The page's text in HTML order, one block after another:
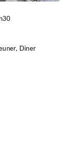
Diner
de
-